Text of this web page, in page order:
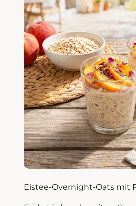
Eistee-Overnight-Oats mit